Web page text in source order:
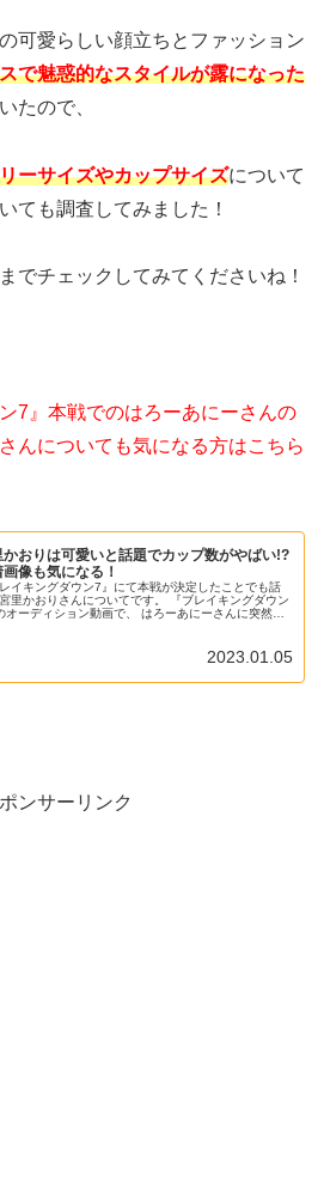
可愛らしい顔立ちとファッション
で魅惑的なスタイルが露になった
たので、
ーサイズやカップサイズについて
ても調査してみました！
でチェックしてみてくださいね！
7』本戦でのはろーあにーさんの
んについても気になる方はこちら
かおりは可愛いと話題でカップ数がやばい!?
像も気になる！
レイキングダウン7』にて本戦が決定したことでも話
里かおりさんについてです。 『ブレイキングダウン
オーディション動画で、 はろーあにーさんに突然殴
2023.01.05
ンサーリンク